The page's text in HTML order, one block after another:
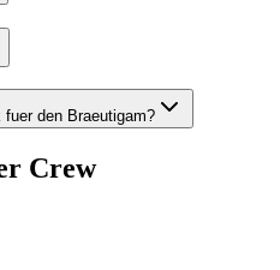
den Braeutigam?
Crew